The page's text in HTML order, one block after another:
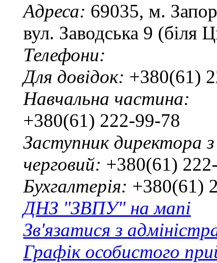
Адреса: 69035, м.
вул. Заводська 9 (біля
Телефони:
Для довідок: +380(61)
Навчальна частина:
+380(61) 222-99-78
Заступник директора
черговий: +380(61)
Бухгалтерія: +380(61)
ДНЗ "ЗВПУ" на мапі
Зв'язатися з
Графік особистого